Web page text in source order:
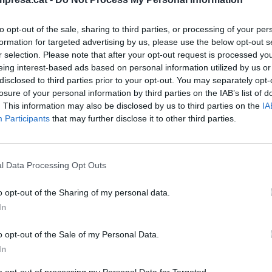
opt-out of the sale, sharing to third parties, or processing of your
for targeted advertising by us, please use the below opt-out
selection. Please note that after your opt-out request is processed
interest-based ads based on personal information utilized by us
to third parties prior to your opt-out. You may separately
of your personal information by third parties on the IAB’s list of
This information may also be disclosed by us to third parties on the
Participants that may further disclose it to other third parties.
Data Processing Opt Outs
opt-out of the Sharing of my personal data.
opt-out of the Sale of my Personal Data.
en el temps pels entrellats de
del Prat: de les 163 pessetes a un
de 2024
motius per a l’ampliació
de 2024